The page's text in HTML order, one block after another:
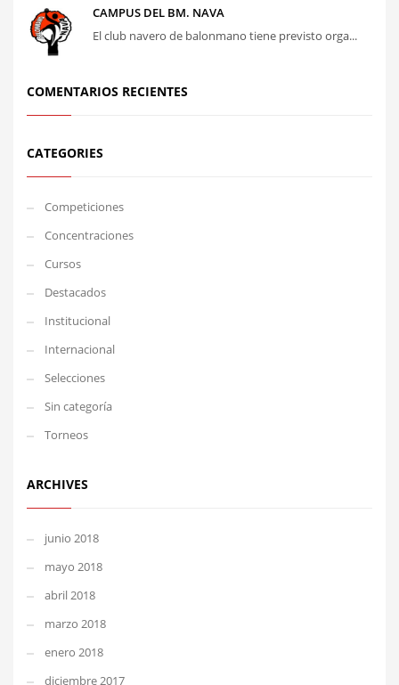
CAMPUS DEL BM. NAVA
El club navero de balonmano tiene previsto orga...
COMENTARIOS RECIENTES
CATEGORIES
Competiciones
Concentraciones
Cursos
Destacados
Institucional
Internacional
Selecciones
Sin categoría
Torneos
ARCHIVES
junio 2018
mayo 2018
abril 2018
marzo 2018
enero 2018
diciembre 2017